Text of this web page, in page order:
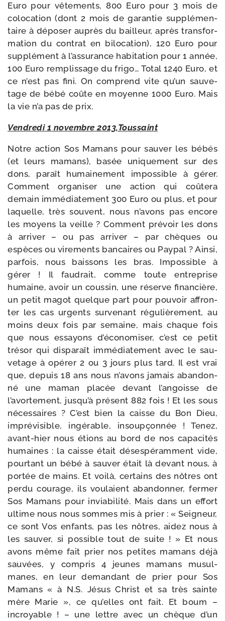
Euro pour vête­ments, 800 Euro pour 3 mois de
colo­ca­tion (dont 2 mois de garan­tie sup­plé­men­
taire à dépo­ser auprès du bailleur, après trans­for­
ma­tion du contrat en bilo­ca­tion), 120 Euro pour
sup­plé­ment à l’assurance habi­ta­tion pour 1 année,
100 Euro rem­plis­sage du fri­go… Total 1240 Euro, et
ce n’est pas fini. On com­prend vite qu’un sau­ve­
tage de bébé coûte en moyenne 1000 Euro. Mais
la vie n’a pas de prix.
Vendredi 1 novembre 2013,Toussaint
Notre action Sos Mamans pour sau­ver les bébés
(et leurs mamans), basée uni­que­ment sur des
dons, paraît humai­ne­ment impos­sible à gérer.
Comment orga­ni­ser une action qui coû­te­ra
demain immé­dia­te­ment 300 Euro ou plus, et pour
laquelle, très sou­vent, nous n’avons pas encore
les moyens la veille ? Comment pré­voir les dons
à arri­ver – ou pas arri­ver – par chèques ou
espèces ou vire­ments ban­caires ou Paypal ? Ainsi,
par­fois, nous bais­sons les bras. Impossible à
gérer ! Il fau­drait, comme toute entre­prise
humaine, avoir un cous­sin, une réserve finan­cière,
un petit magot quelque part pour pou­voir affron­
ter les cas urgents sur­ve­nant régu­liè­re­ment, au
moins deux fois par semaine, mais chaque fois
que nous essayons d’économiser, c’est ce petit
tré­sor qui dis­pa­raît immé­dia­te­ment avec le sau­
ve­tage à opé­rer 2 ou 3 jours plus tard. Il est vrai
que, depuis 18 ans nous n’avons jamais aban­don­
né une maman pla­cée devant l’angoisse de
l’avortement, jusqu’à pré­sent 882 fois ! Et les sous
néces­saires ? C’est bien la caisse du Bon Dieu,
impré­vi­sible, ingé­rable, insoup­çon­née ! Tenez,
avant-​hier nous étions au bord de nos capa­ci­tés
humaines : la caisse était déses­pé­ram­ment vide,
pour­tant un bébé à sau­ver était là devant nous, à
por­tée de mains. Et voi­là, cer­tains des nôtres ont
per­du cou­rage, ils vou­laient aban­don­ner, fer­mer
Sos Mamans pour invia­bi­li­té. Mais dans un effort
ultime nous nous sommes mis à prier : « Seigneur,
ce sont Vos enfants, pas les nôtres, aidez nous à
les sau­ver, si pos­sible tout de suite ! » Et nous
avons même fait prier nos petites mamans déjà
sau­vées, y com­pris 4 jeunes mamans musul­
manes, en leur deman­dant de prier pour Sos
Mamans « à N.S. Jésus Christ et sa très sainte
mère Marie », ce qu’elles ont fait. Et boum –
incroyable ! – une lettre avec un chèque d’un